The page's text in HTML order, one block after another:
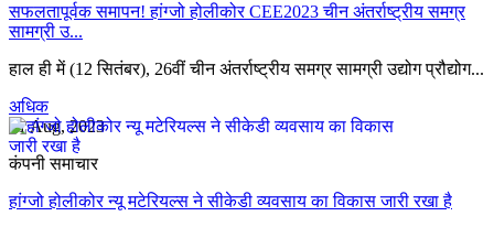
सफलतापूर्वक समापन! हांग्जो होलीकोर CEE2023 चीन अंतर्राष्ट्रीय समग्र
सामग्री उ...
हाल ही में (12 सितंबर), 26वीं चीन अंतर्राष्ट्रीय समग्र सामग्री उद्योग प्रौद्योग...
अधिक
31 Aug, 2023
कंपनी समाचार
हांग्जो होलीकोर न्यू मटेरियल्स ने सीकेडी व्यवसाय का विकास जारी रखा है